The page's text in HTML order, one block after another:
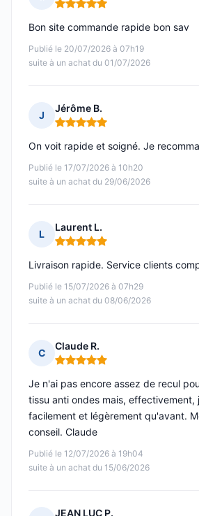
Note : 5 sur 5
Publié le 20/07/2026 à 07h19
suite à un achat du 01/07/2026
Bon site commande rapide bon sav
J
Jérôme B.
Note : 5 sur 5
Publié le 17/07/2026 à 10h20
suite à un achat du 29/06/2026
On voit rapide et soigné. Je
L
Laurent L.
Note : 5 sur 5
Publié le 15/07/2026 à 07h29
suite à un achat du 08/06/2026
Livraison rapide. Service clients
C
Claude R.
Note : 5 sur 5
Publié le 12/07/2026 à 19h04
suite à un achat du 15/06/2026
Je n'ai pas encore assez de recul
tissu anti ondes mais, effectivement,
facilement et légèrement qu'avant.
conseil. Claude
JEAN LUC P.